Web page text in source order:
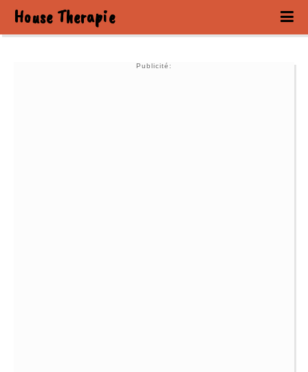
House Therapie
Publicité: